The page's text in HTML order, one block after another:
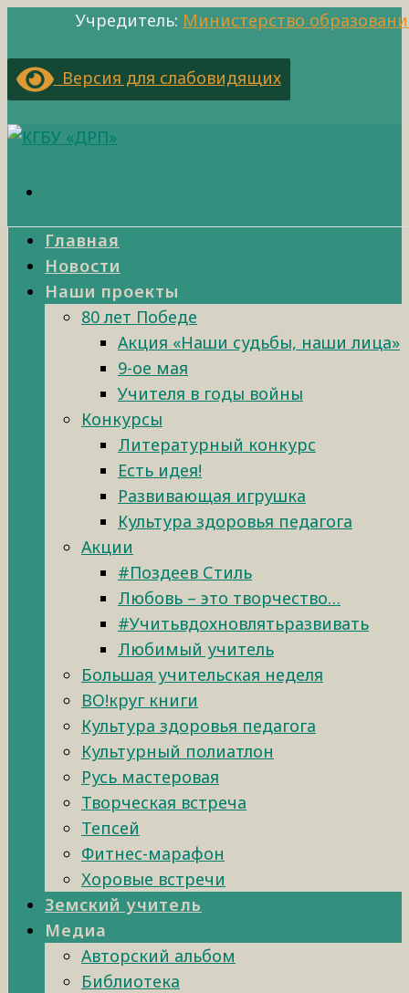
Учредитель: Министерство
Версия для слабовидящих
Главная
Новости
Наши проекты
80 лет Победе
Акция «Наши судьбы, наши лица»
9-ое мая
Учителя в годы войны
Конкурсы
Литературный конкурс
Есть идея!
Развивающая игрушка
Культура здоровья педагога
Акции
#Поздеев Стиль
Любовь – это творчество…
#Учитьвдохновлятьразвивать
Любимый учитель
Большая учительская неделя
ВО!круг книги
Культура здоровья педагога
Культурный полиатлон
Русь мастеровая
Творческая встреча
Тепсей
Фитнес-марафон
Хоровые встречи
Земский учитель
Медиа
Авторский альбом
Библиотека